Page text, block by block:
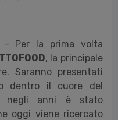
– Per la prima volta
, la principale
Saranno presentati
dentro il cuore del
negli anni è stato
oggi viene ricercato